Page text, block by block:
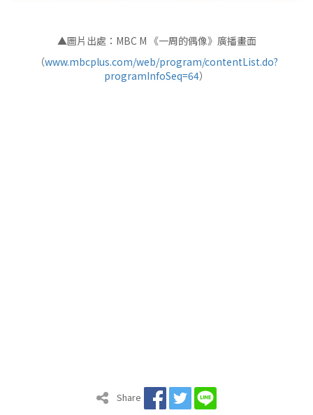
▲圖片出處：MBC M 《一周的偶像》廣播畫面
（www.mbcplus.com/web/program/contentList.do?
programInfoSeq=64）
Share